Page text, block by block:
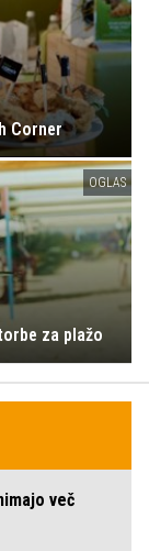
Corner
OGLAS
za plažo
več